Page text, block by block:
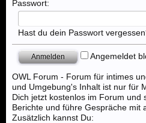
Foren ... Nordhorn, Emden,
Themen mit aktuellen Beiträgen
Passwort:
Hast du dein Passwort
Angemeldet
OWL Forum - Forum für intimes
und Umgebung's Inhalt ist nur für
Dich jetzt kostenlos im Forum und
Berichte und führe Gespräche mit
Zusätzlich kannst Du: